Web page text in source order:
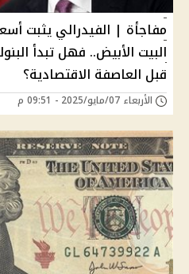
مفاجأة | الفيدرالي يثبت
البيت الأبيض.. فهل تبدأ
قبل العاصفة الاقتصادية؟
الأربعاء 07/مايو/2025 - 09:51 م